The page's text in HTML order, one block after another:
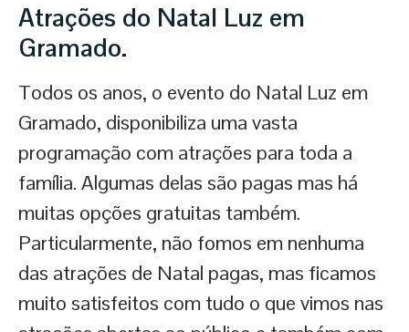
Atrações do Natal Luz em
Gramado.
Todos os anos, o evento do Natal Luz em
Gramado, disponibiliza uma vasta
programação com atrações para toda a
família. Algumas delas são pagas mas há
muitas opções gratuitas também.
Particularmente, não fomos em nenhuma
das atrações de Natal pagas, mas ficamos
muito satisfeitos com tudo o que vimos nas